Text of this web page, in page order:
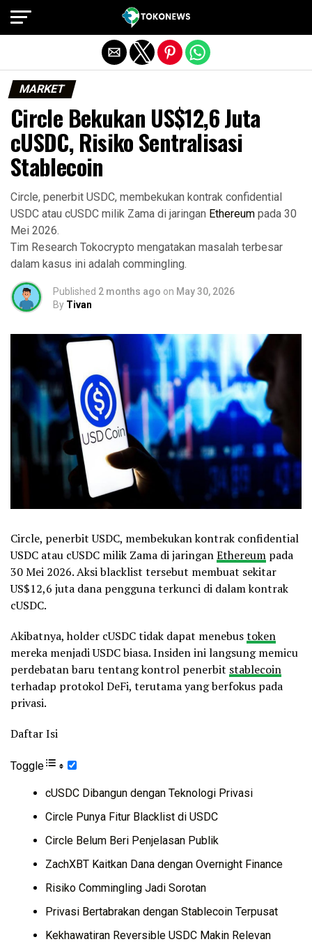
MARKET
Circle Bekukan US$12,6 Juta
cUSDC, Risiko Sentralisasi
Stablecoin
Circle, penerbit USDC, membekukan kontrak confidential
USDC atau cUSDC milik Zama di jaringan Ethereum pada 30
Mei 2026.
Tim Research Tokocrypto mengatakan masalah terbesar
dalam kasus ini adalah commingling.
Published 2 months ago on May 30, 2026
By Tivan
Circle, penerbit USDC, membekukan kontrak confidential
USDC atau cUSDC milik Zama di jaringanEthereum pada
30 Mei 2026. Aksi blacklist tersebut membuat sekitar
US$12,6 juta dana pengguna terkunci di dalam kontrak
cUSDC.
Akibatnya, holder cUSDC tidak dapat menebustoken
mereka menjadi USDC biasa. Insiden ini langsung memicu
perdebatan baru tentang kontrol penerbit stablecoin
terhadap protokol DeFi, terutama yang berfokus pada
privasi.
Daftar Isi
Toggle
cUSDC Dibangun dengan Teknologi Privasi
Circle Punya Fitur Blacklist di USDC
Circle Belum Beri Penjelasan Publik
ZachXBT Kaitkan Dana dengan Overnight Finance
Risiko Commingling Jadi Sorotan
Privasi Bertabrakan dengan Stablecoin Terpusat
Kekhawatiran Reversible USDC Makin Relevan
Exit mobile version